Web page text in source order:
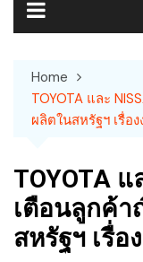
Home
TOYOTA และ
ผลิตในสหรัฐฯ เรื่อ
TOYOTA
เตือนลูกค้
สหรัฐฯ เรื่